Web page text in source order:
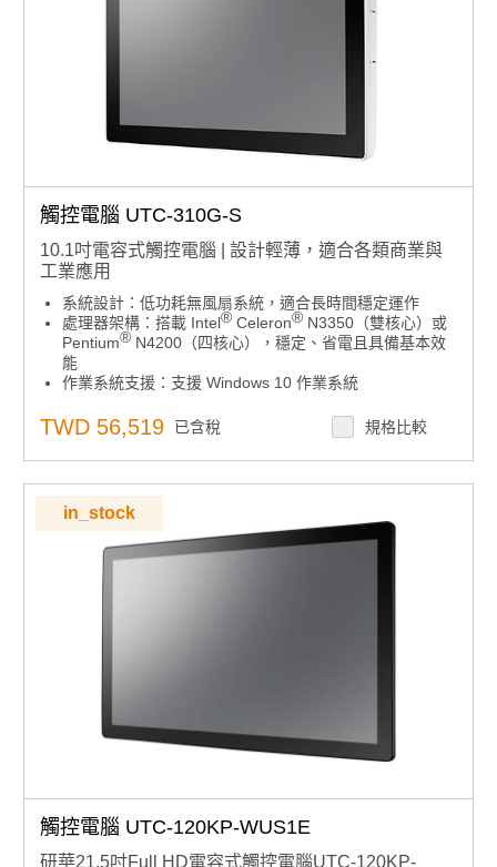
為什麼要用Windows IOT版本？與PRO版本有什麼差異?
觸控電腦 UTC-310G-S
10.1吋電容式觸控電腦 | 設計輕薄，適合各類商業與
工業應用
系統設計：低功耗無風扇系統，適合長時間穩定運作
處理器架構：搭載 Intel® Celeron® N3350（雙核心）或
Pentium® N4200（四核心），穩定、省電且具備基本效
能
作業系統支援：支援 Windows 10 作業系統
廣的視野
安裝方式：可橫放或直立使用，彈性應對各種空間需求
防護等級：前面板達 IP65 防水防塵等級，適用於工廠、
廚房、戶外等環境
壁掛支援：支援 VESA 75x75mm 標準壁掛孔，安裝靈活
TWD 56,519 已含稅 規格比較
in_stock
觸控電腦 UTC-120KP-WUS1E
研華21.5吋Full HD電容式觸控電腦UTC-120KP-